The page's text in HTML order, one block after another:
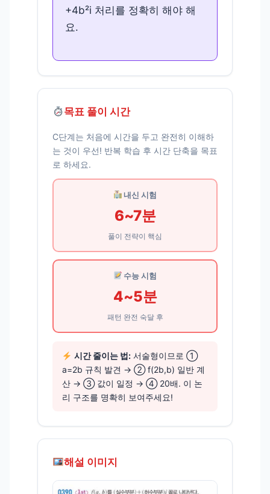
+4b²i 처리를 정확히 해야 해
요.
목표 풀이 시간
C단계는 처음에 시간을 두고 완전히 이해하
는 것이 우선! 반복 학습 후 시간 단축을 목표
로 하세요.
내신 시험
6~7분
풀이 전략이 핵심
수능 시험
4~5분
패턴 완전 숙달 후
시간 줄이는 법:서술형이므로 ①
a=2b 규칙 발견 → ② f(2b,b) 일반 계
산 → ③ 값이 일정 → ④ 20배. 이 논
리 구조를 명확히 보여주세요!
해설 이미지